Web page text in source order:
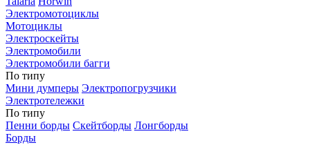
Электромотоциклы
Мотоциклы
Электроскейты
Электромобили
Электромобили багги
По типу
Мини думперы Электропогрузчики
Электротележки
По типу
Пенни борды Скейтборды Лонгборды
Борды